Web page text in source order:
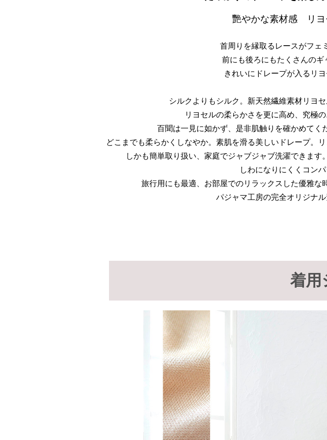
艷やかな素材感 リヨ
首周りを縁取るレースがフェ
前にも後ろにもたくさんの
きれいにドレープが入るリ
シルクよりもシルク。新天然繊維素材リヨ
リヨセルの柔らかさを更に高め、究極
百聞は一見に如かず、是非肌触りを確かめてく
どこまでも柔らかくしなやか。素肌を滑る美しいドレープ。
しかも簡単取り扱い、家庭でジャブジャブ洗濯できます
しわになりにくくコン
旅行用にも最適、お部屋でのリラックスした優雅な
パジャマ工房の完全オリジナ
着用